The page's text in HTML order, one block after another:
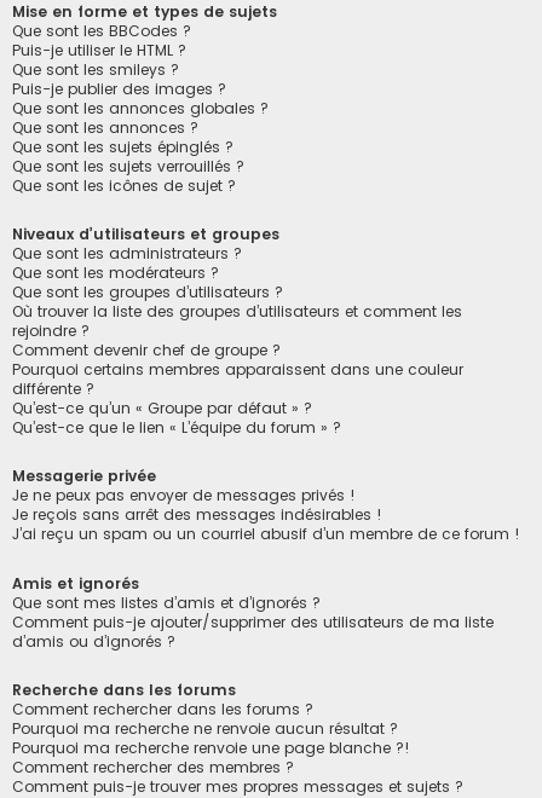
Mise en forme et types de sujets
Que sont les BBCodes ?
Puis-je utiliser le HTML ?
Que sont les smileys ?
Puis-je publier des images ?
Que sont les annonces globales ?
Que sont les annonces ?
Que sont les sujets épinglés ?
Que sont les sujets verrouillés ?
Que sont les icônes de sujet ?
Niveaux d’utilisateurs et groupes
Que sont les administrateurs ?
Que sont les modérateurs ?
Que sont les groupes d’utilisateurs ?
Où trouver la liste des groupes d’utilisateurs et comment les
rejoindre ?
Comment devenir chef de groupe ?
Pourquoi certains membres apparaissent dans une couleur
différente ?
Qu’est-ce qu’un « Groupe par défaut » ?
Qu’est-ce que le lien « L’équipe du forum » ?
Messagerie privée
Je ne peux pas envoyer de messages privés !
Je reçois sans arrêt des messages indésirables !
J’ai reçu un spam ou un courriel abusif d’un membre de ce forum !
Amis et ignorés
Que sont mes listes d’amis et d’ignorés ?
Comment puis-je ajouter/supprimer des utilisateurs de ma liste
d’amis ou d’ignorés ?
Recherche dans les forums
Comment rechercher dans les forums ?
Pourquoi ma recherche ne renvoie aucun résultat ?
Pourquoi ma recherche renvoie une page blanche ?!
Comment rechercher des membres ?
Comment puis-je trouver mes propres messages et sujets ?